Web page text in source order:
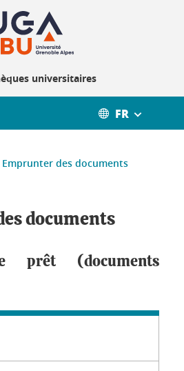
universitaires
FR
Emprunter des documents
documents
prêt (documents